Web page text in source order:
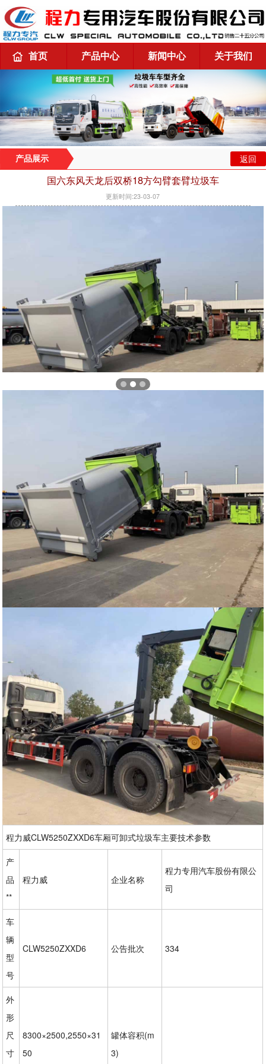
首页 产品中心 新闻中心 关于我们
产品展示 返回
国六东风天龙后双桥18方勾臂套臂垃圾车
更新时间:23-03-07
程力威CLW5250ZXXD6车厢可卸式垃圾车主要技术参数
产
品
**
程力威 企业名称
程力专用汽车股份有限公
司
车
辆
型
号
CLW5250ZXXD6 公告批次 334
外
形
尺
寸
8300×2500,2550×31
50
罐体容积(m
3)